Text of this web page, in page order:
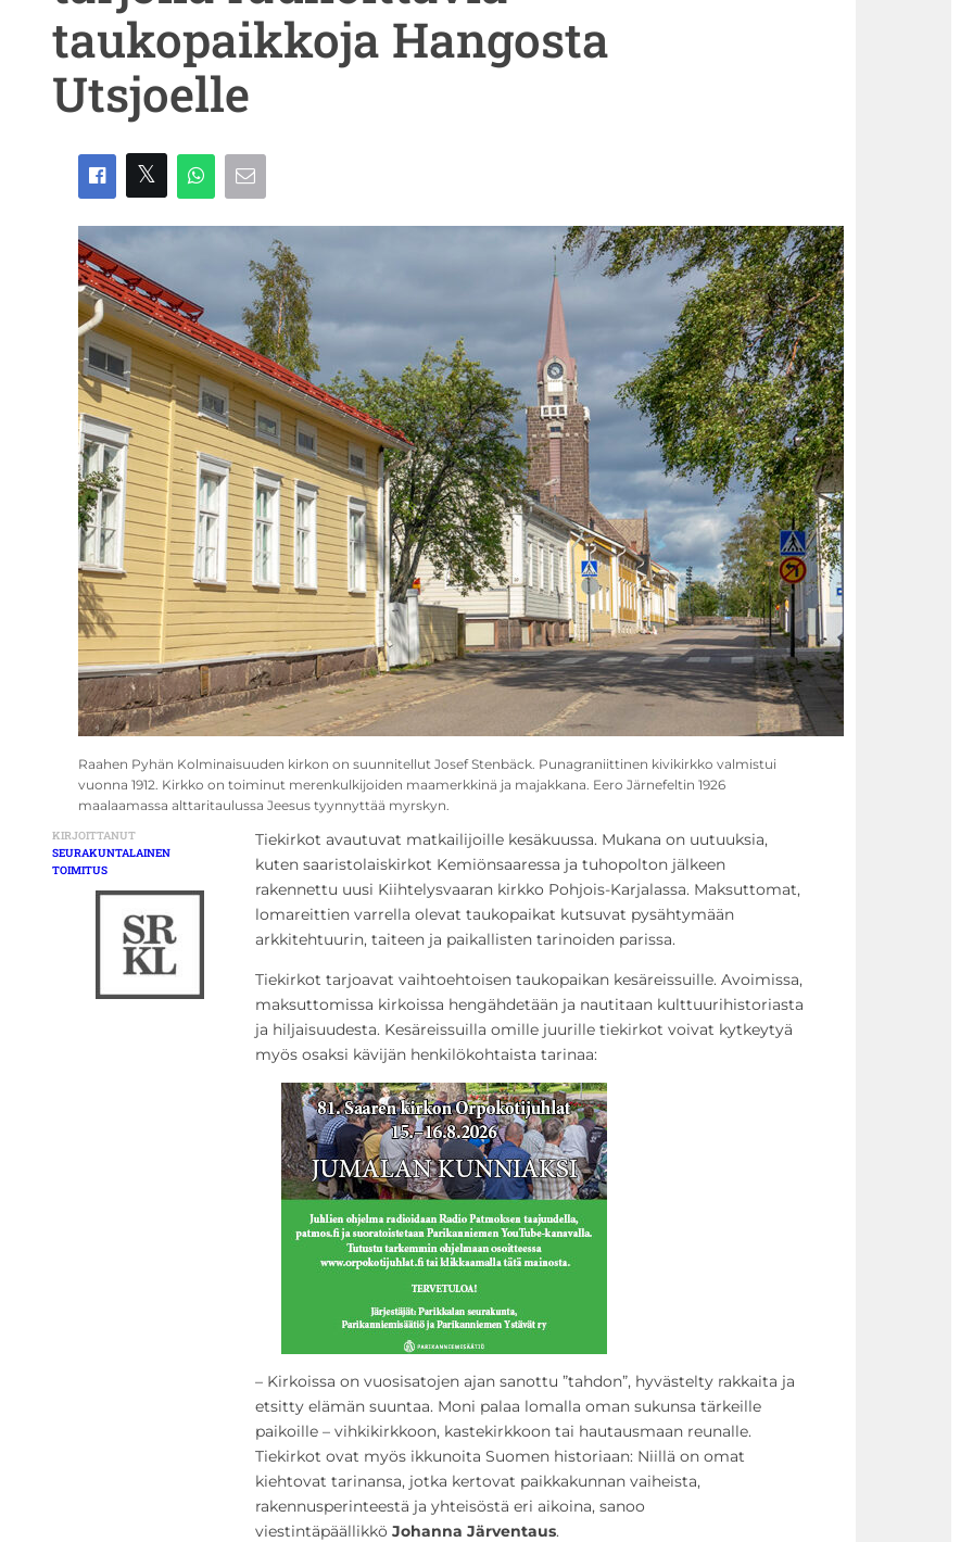
taukopaikkoja Hangosta
Utsjoelle
Raahen Pyhän Kolminaisuuden kirkon on suunnitellut Josef Stenbäck. Punagraniittinen kivikirkko valmistui
vuonna 1912. Kirkko on toiminut merenkulkijoiden maamerkkinä ja majakkana. Eero Järnefeltin 1926
maalaamassa alttaritaulussa Jeesus tyynnyttää myrskyn.
KIRJOITTANUT
SEURAKUNTALAINEN
TOIMITUS
Tiekirkot avautuvat matkailijoille kesäkuussa. Mukana on uutuuksia,
kuten saaristolaiskirkot Kemiönsaaressa ja tuhopolton jälkeen
rakennettu uusi Kiihtelysvaaran kirkko Pohjois-Karjalassa. Maksuttomat,
lomareittien varrella olevat taukopaikat kutsuvat pysähtymään
arkkitehtuurin, taiteen ja paikallisten tarinoiden parissa.
Tiekirkot tarjoavat vaihtoehtoisen taukopaikan kesäreissuille. Avoimissa,
maksuttomissa kirkoissa hengähdetään ja nautitaan kulttuurihistoriasta
ja hiljaisuudesta. Kesäreissuilla omille juurille tiekirkot voivat kytkeytyä
myös osaksi kävijän henkilökohtaista tarinaa:
– Kirkoissa on vuosisatojen ajan sanottu ”tahdon”, hyvästelty rakkaita ja
etsitty elämän suuntaa. Moni palaa lomalla oman sukunsa tärkeille
paikoille – vihkikirkkoon, kastekirkkoon tai hautausmaan reunalle.
Tiekirkot ovat myös ikkunoita Suomen historiaan: Niillä on omat
kiehtovat tarinansa, jotka kertovat paikkakunnan vaiheista,
rakennusperinteestä ja yhteisöstä eri aikoina, sanoo
viestintäpäällikkö Johanna Järventaus.